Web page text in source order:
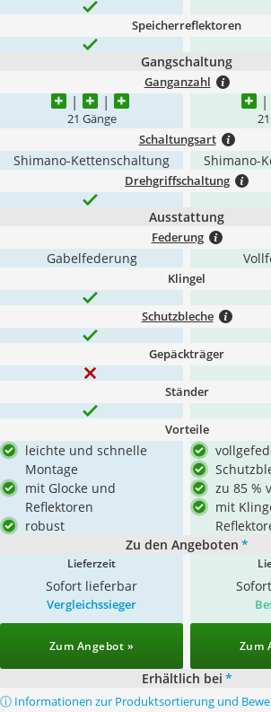
Speicherreflektoren
Gangschaltung
Ganganzahl
21 Gänge
Schaltungsart
Shimano-Kettenschaltung Shimano-
Drehgriffschaltung
Ausstattung
Federung
Gabelfederung
Klingel
Schutzbleche
Gepäckträger
Ständer
Vorteile
leichte und schnelle
Montage
mit Glocke und
Reflektoren
robust
zu 85 %
mit
Zu den Angeboten *
Lieferzeit
Sofort lieferbar
Vergleichssieger
Zum Angebot » Zum
Erhältlich bei *
ⓘ Informationen zur Produktsortierung und